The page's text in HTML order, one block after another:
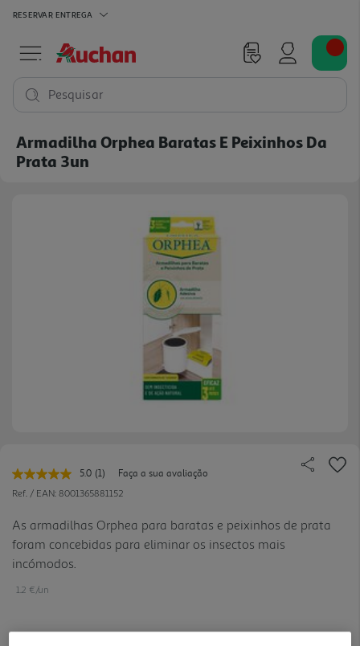
RESERVAR ENTREGA
Pesquisar
Armadilha Orphea Baratas E Peixinhos Da
Prata 3un
5.0 Leu
uma
Link
para
a
mesma
(1)
Faça a sua avaliação
Ref. / EAN: 8001365881152
As armadilhas Orphea para baratas e peixinhos de prata
foram concebidas para eliminar os insectos mais
incómodos.
1.2 €/un